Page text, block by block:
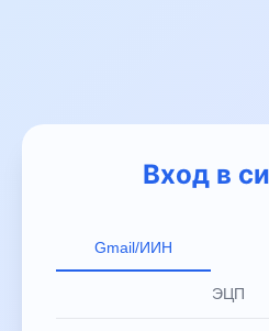
Вход в
Gmail/ИИН
ЭЦП